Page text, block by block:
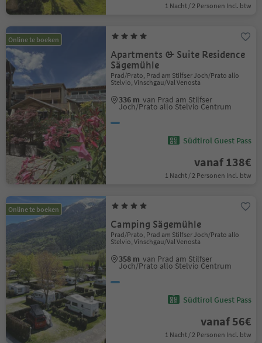
1 Nacht / 2 Personen Incl. btw
Online te boeken
Apartments & Suite Residence
Sägemühle
Prad/Prato, Prad am Stilfser Joch/Prato allo
Stelvio, Vinschgau/Val Venosta
336 m van Prad am Stilfser
Joch/Prato allo Stelvio Centrum
Südtirol Guest Pass
vanaf 138€
1 Nacht / 2 Personen Incl. btw
Online te boeken
Camping Sägemühle
Prad/Prato, Prad am Stilfser Joch/Prato allo
Stelvio, Vinschgau/Val Venosta
358 m van Prad am Stilfser
Joch/Prato allo Stelvio Centrum
Südtirol Guest Pass
vanaf 56€
1 Nacht / 2 Personen Incl. btw